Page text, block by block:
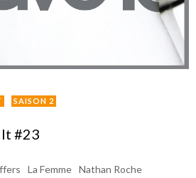
SAISON 2
It #23
La Femme Nathan Roche